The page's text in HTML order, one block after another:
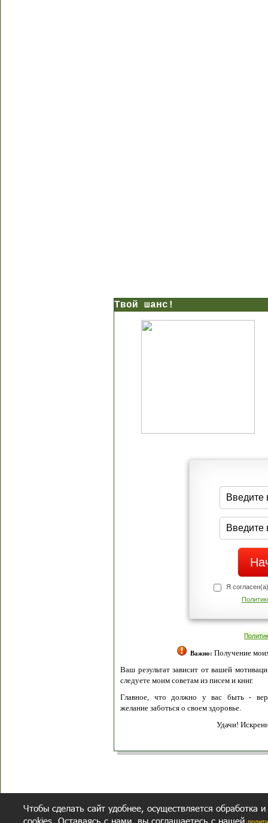
Твой шанс!
Я
Важно: Получение
Ваш результат зависит от вашей
следуете моим советам из писем и книг.
Главное, что должно у вас быть -
желание заботься о своем здоровье.
Удачи!
Чтобы сделать сайт удобнее, осуществляется обработка
cookies. Оставаясь с нами, вы соглашаетесь с нашей